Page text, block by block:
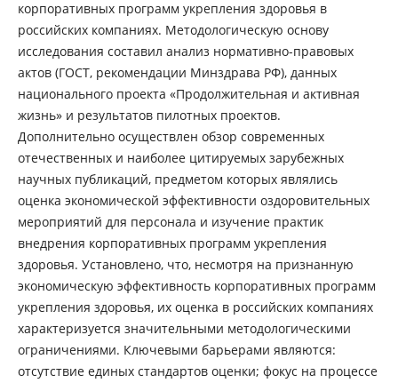
корпоративных программ укрепления здоровья в
российских компаниях. Методологическую основу
исследования составил анализ нормативно-правовых
актов (ГОСТ, рекомендации Минздрава РФ), данных
национального проекта «Продолжительная и активная
жизнь» и результатов пилотных проектов.
Дополнительно осуществлен обзор современных
отечественных и наиболее цитируемых зарубежных
научных публикаций, предметом которых являлись
оценка экономической эффективности оздоровительных
мероприятий для персонала и изучение практик
внедрения корпоративных программ укрепления
здоровья. Установлено, что, несмотря на признанную
экономическую эффективность корпоративных программ
укрепления здоровья, их оценка в российских компаниях
характеризуется значительными методологическими
ограничениями. Ключевыми барьерами являются:
отсутствие единых стандартов оценки; фокус на процессе